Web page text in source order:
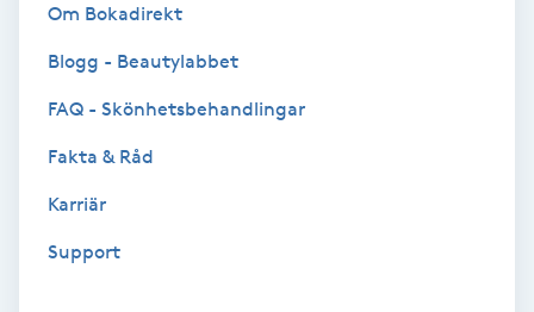
Kärlbehandling
Laserbehandling
LED-ljusterapi
Om Bokadirekt
Blogg - Beautylabbet
FAQ - Skönhetsbehandlingar
Fakta & Råd
Karriär
Support